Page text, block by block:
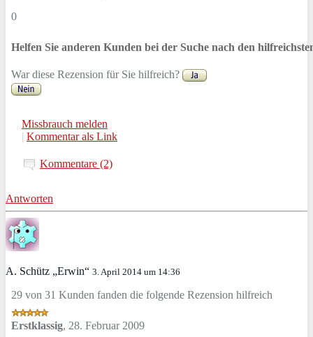
0
Helfen Sie anderen Kunden bei der Suche nach den
War diese Rezension für Sie hilfreich?
Missbrauch melden
| Kommentar als Link
Kommentare (2)
Antworten
A. Schütz „Erwin“ 3. April 2014 um 14:36
29 von 31 Kunden fanden die folgende Rezension hilfreich
Erstklassig, 28. Februar 2009